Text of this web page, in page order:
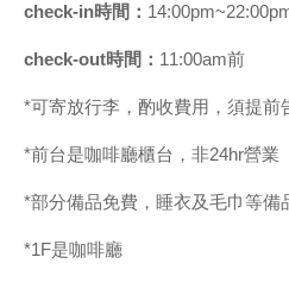
check-in時間：
check-out時間： 11:00am前
*可寄放行李，酌收費用，須提前
*前台是咖啡廳櫃台，非24hr營業
*部分備品免費，睡衣及毛巾等備
*1F是咖啡廳